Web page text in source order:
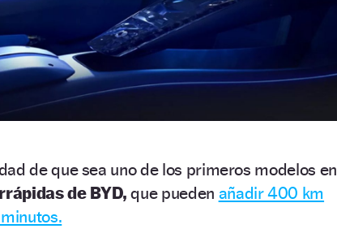
de que sea uno de los primeros modelos en
de BYD,que pueden añadir 400 km